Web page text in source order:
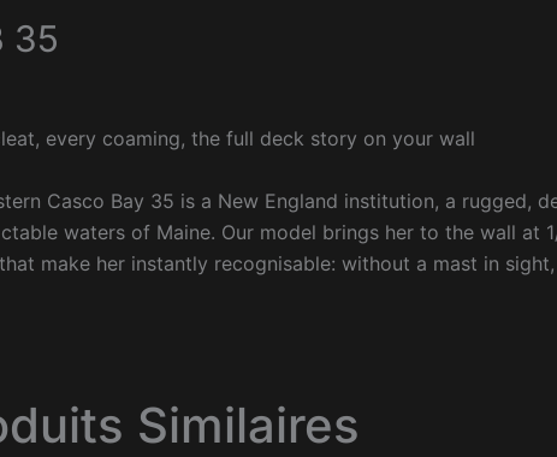
35
every coaming, the full deck story on your wall
Casco Bay 35 is a New England institution, a rugged,
waters of Maine. Our model brings her to the wall at
make her instantly recognisable: without a mast in
Similaires